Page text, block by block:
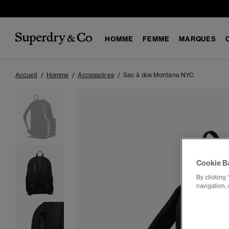
HOMME FEMME MARQUES
Accueil Homme Accessoires Sac à dos Montana NYC
Cookie
By clicking
navigation,